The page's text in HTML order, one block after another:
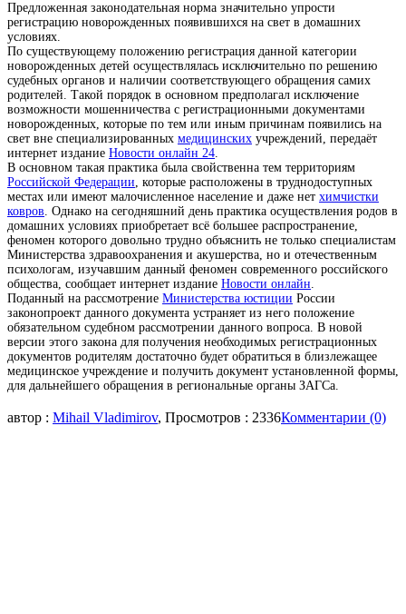
Предложенная законодательная норма значительно упрости
регистрацию новорожденных появившихся на свет в домашних
условиях.
По существующему положению регистрация данной категории
новорожденных детей осуществлялась исключительно по решению
судебных органов и наличии соответствующего обращения самих
родителей. Такой порядок в основном предполагал исключение
возможности мошенничества с регистрационными документами
новорожденных, которые по тем или иным причинам появились на
свет вне специализированных медицинских учреждений, передаёт
интернет издание Новости онлайн 24.
В основном такая практика была свойственна тем территориям
Российской Федерации, которые расположены в труднодоступных
местах или имеют малочисленное население и даже нет химчистки
ковров. Однако на сегодняшний день практика осуществления родов в
домашних условиях приобретает всё большее распространение,
феномен которого довольно трудно объяснить не только специалистам
Министерства здравоохранения и акушерства, но и отечественным
психологам, изучавшим данный феномен современного российского
общества, сообщает интернет издание Новости онлайн.
Поданный на рассмотрение Министерства юстиции России
законопроект данного документа устраняет из него положение
обязательном судебном рассмотрении данного вопроса. В новой
версии этого закона для получения необходимых регистрационных
документов родителям достаточно будет обратиться в близлежащее
медицинское учреждение и получить документ установленной формы,
для дальнейшего обращения в региональные органы ЗАГСа.
автор : Mihail Vladimirov, Просмотров : 2336Комментарии (0)